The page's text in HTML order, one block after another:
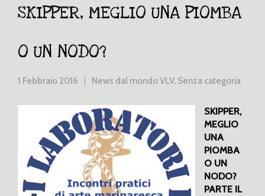
SKIPPER, MEGLIO UNA PIOMBA
O UN NODO?
1 Febbraio 2016 News dal mondo VLV, Senza categoria
SKIPPER,
MEGLIO
UNA
PIOMBA
O UN
NODO?
PARTE IL